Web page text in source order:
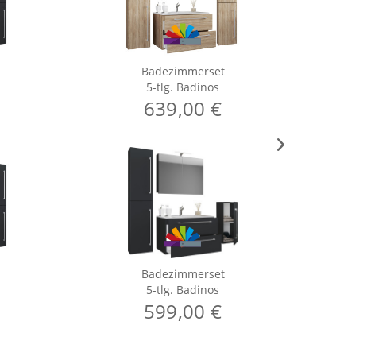
Badezimmerset
5-tlg. Badinos
639,00 €
Badezimmerset
5-tlg. Badinos
599,00 €